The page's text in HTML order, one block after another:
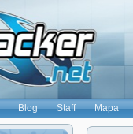
Blog Staff Mapa